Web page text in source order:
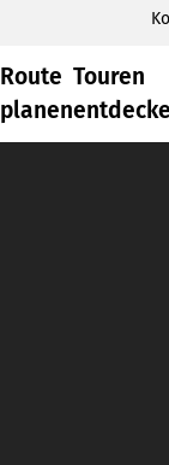
Route
planen
Touren